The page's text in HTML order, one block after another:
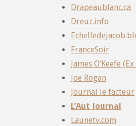
Drapeaublanc.ca
Dreuz.info
FranceSoir
James O’Keefe
Joe Rogan
Journal le facteur
L’Aut Journal
Launetv.com